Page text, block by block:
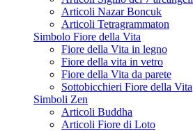
Articoli Nazar Boncuk
Articoli Tetragrammaton
Simbolo Fiore della Vita
Fiore della Vita in legno
Fiore della vita in vetro
Fiore della Vita da parete
Sottobicchieri Fiore della Vita
Simboli Zen
Articoli Buddha
Articoli Fiore di Loto